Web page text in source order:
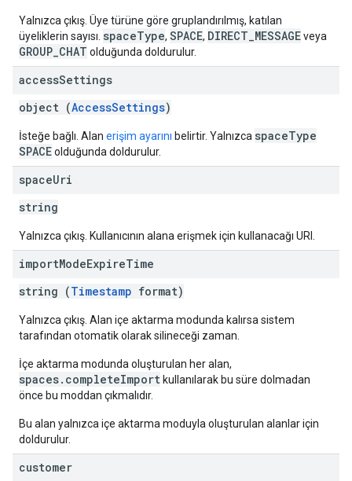
Yalnızca çıkış. Üye türüne göre gruplandırılmış, katılan
üyeliklerin sayısı. spaceType, SPACE, DIRECT_MESSAGEveya
GROUP_CHAT olduğunda doldurulur.
accessSettings
object (AccessSettings)
İsteğe bağlı. Alan erişim ayarını belirtir. Yalnızca spaceType
SPACEolduğunda doldurulur.
spaceUri
string
Yalnızca çıkış. Kullanıcının alana erişmek için kullanacağı URI.
importModeExpireTime
string (Timestamp format)
Yalnızca çıkış. Alan içe aktarma modunda kalırsa sistem
tarafından otomatik olarak silineceği zaman.
İçe aktarma modunda oluşturulan her alan,
spaces.completeImport kullanılarak bu süre dolmadan
önce bu moddan çıkmalıdır.
Bu alan yalnızca içe aktarma moduyla oluşturulan alanlar için
doldurulur.
customer